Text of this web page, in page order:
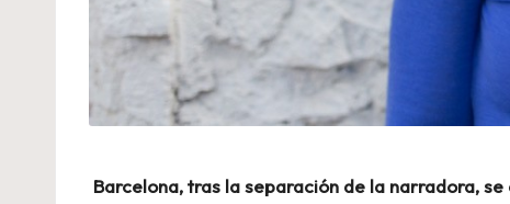
Barcelona, tras la separación de la narradora,